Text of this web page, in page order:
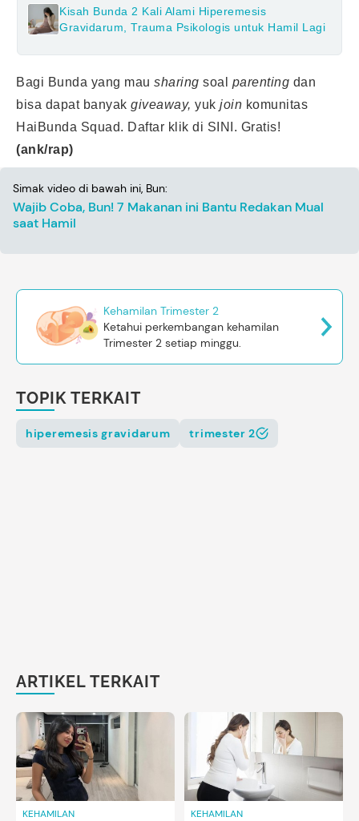
Kisah Bunda 2 Kali Alami Hiperemesis
Gravidarum, Trauma Psikologis untuk Hamil Lagi
Bagi Bunda yang mau sharing soal parenting dan
bisa dapat banyak giveaway, yuk join komunitas
HaiBunda Squad. Daftar klik di SINI . Gratis!
(ank/rap)
Simak video di bawah ini, Bun:
Wajib Coba, Bun! 7 Makanan ini Bantu Redakan Mual
saat Hamil
Kehamilan Trimester 2
Ketahui perkembangan kehamilan
Trimester 2 setiap minggu.
TOPIK TERKAIT
hiperemesis gravidarum trimester 2
ARTIKEL TERKAIT
KEHAMILAN KEHAMILAN